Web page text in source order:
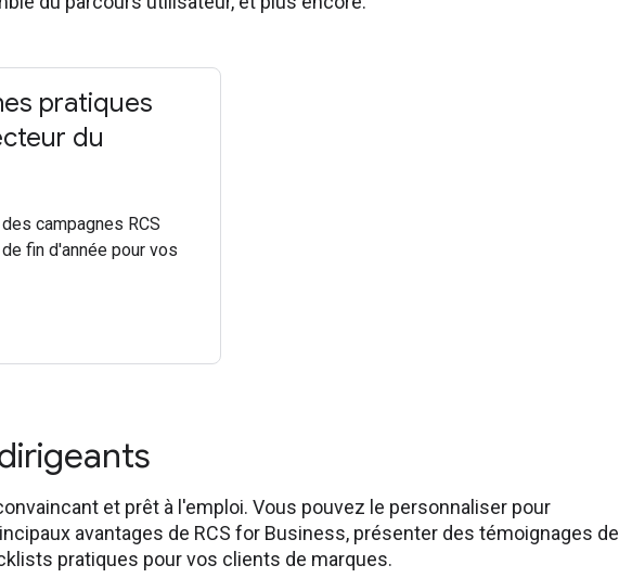
pratiques
du
campagnes RCS
fin d'année pour vos
et prêt à l'emploi. Vous pouvez le personnaliser pour
avantages de RCS for Business, présenter des témoignages de
pratiques pour vos clients de marques.